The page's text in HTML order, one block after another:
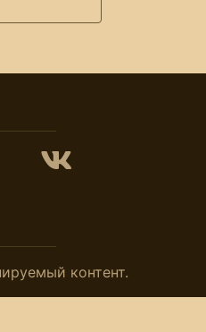
контент.